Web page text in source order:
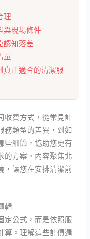
理
與現場條件
認知落差
單
真正適合的清潔服
收費方式，從常見計
務類型的差異，到如
些細節，協助您更有
的方案。內容聚焦北
，讓您在安排清潔前
輯
定公式，而是依照服
算。理解這些計價邏